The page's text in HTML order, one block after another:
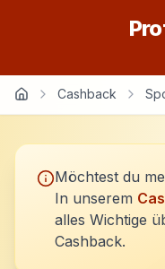
Cashback
Möchtest du
In unserem
alles Wichtige
Cashback.